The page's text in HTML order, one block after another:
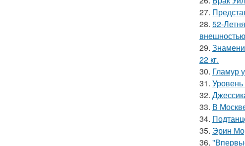
27.
28. 52-
29.
22 кг.
30. Гламур
31.
32.
33. В
34.
35. Эрин
36.